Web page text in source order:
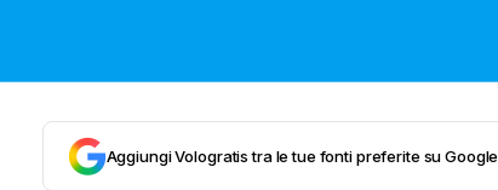
Aggiungi Vologratis tra le tue fonti preferite su Google